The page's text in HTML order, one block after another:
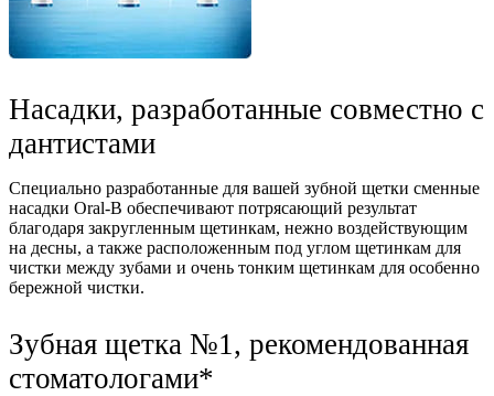
Насадки, разработанные совместно с
дантистами
Специально разработанные для вашей зубной щетки сменные
насадки Oral-B обеспечивают потрясающий результат
благодаря закругленным щетинкам, нежно воздействующим
на десны, а также расположенным под углом щетинкам для
чистки между зубами и очень тонким щетинкам для особенно
бережной чистки.
Зубная щетка №1, рекомендованная
стоматологами*